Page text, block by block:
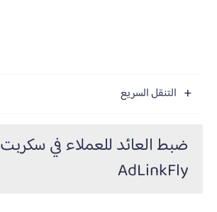
التنقل السريع
ضبط العائد للعملاء في سكربت
AdLinkFly